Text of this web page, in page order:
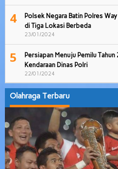
4
Polsek Negara Batin Polres
di Tiga Lokasi Berbeda
23/01/2024
5
Persiapan Menuju Pemilu
Kendaraan Dinas Polri
22/01/2024
Olahraga Terbaru